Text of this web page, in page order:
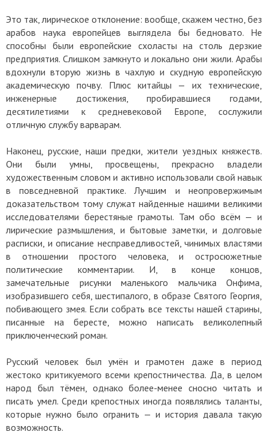
Это так, лирическое отклонение: вообще, скажем честно, без
арабов наука европейцев выглядела бы бедновато. Не
способны были европейские схоласты на столь дерзкие
предприятия. Слишком замкнуто и локально они жили. Арабы
вдохнули вторую жизнь в чахлую и скудную европейскую
академическую почву. Плюс китайцы — их технические,
инженерные достижения, пробиравшиеся годами,
десятилетиями к средневековой Европе, сослужили
отличную службу варварам.
Наконец, русские, наши предки, жители уездных княжеств.
Они были умны, просвещены, прекрасно владели
художественным словом и активно использовали свой навык
в повседневной практике. Лучшим и неопровержимым
доказательством тому служат найденные нашими великими
исследователями берестяные грамоты. Там обо всём — и
лирические размышления, и бытовые заметки, и долговые
расписки, и описание несправедливостей, чинимых властями
в отношении простого человека, и остросюжетные
политические комментарии. И, в конце концов,
замечательные рисунки маленького мальчика Онфима,
изобразившего себя, шестипалого, в образе Святого Георгия,
побивающего змея. Если собрать все тексты нашей старины,
писанные на бересте, можно написать великолепный
приключенческий роман.
Русский человек был умён и грамотен даже в период
жестоко критикуемого всеми крепостничества. Да, в целом
народ был тёмен, однако более-менее сносно читать и
писать умел. Среди крепостных иногда появлялись таланты,
которые нужно было огранить — и история давала такую
возможность.